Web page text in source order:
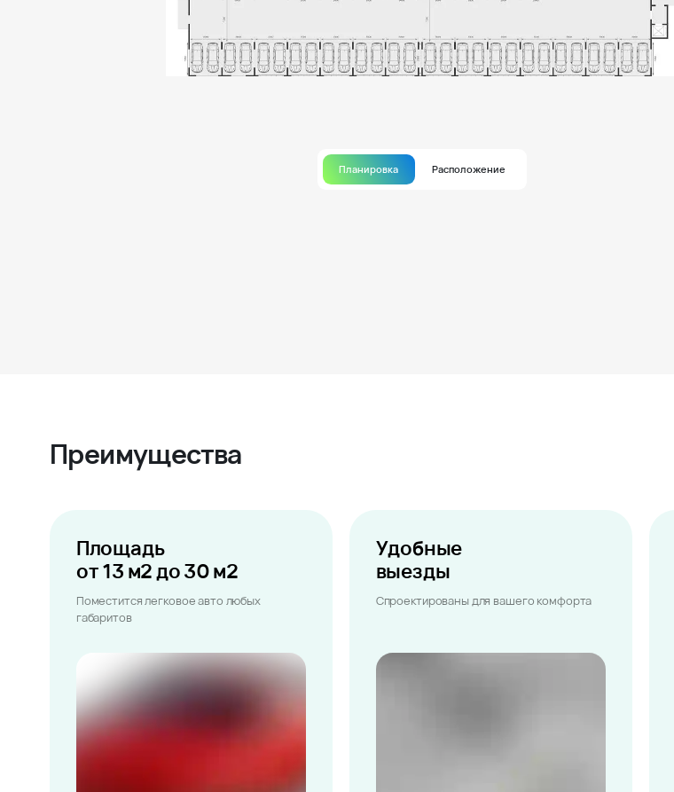
Планировка Расположение
Преимущества
Площадь
от 13 м2 до 30 м2
Поместится легковое авто любых
габаритов
Удобные
выезды
Спроектированы для вашего комфорта